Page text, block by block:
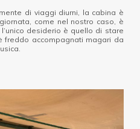
di viaggi diurni, la cabina è
come nel nostro caso, è
desiderio è quello di stare
freddo accompagnati magari da